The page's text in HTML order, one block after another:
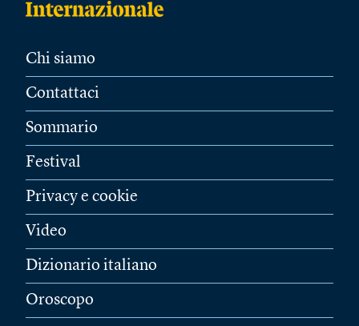
Chi siamo
Contattaci
Sommario
Festival
Privacy e cookie
Video
Dizionario italiano
Oroscopo